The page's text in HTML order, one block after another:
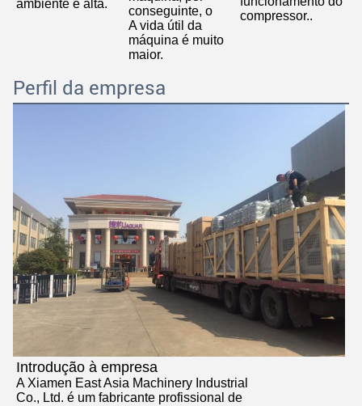
ambiente é alta.
conseguinte, o
A vida útil da
máquina é muito
maior.
compressor..
Perfil da empresa
Introdução à empresa
A Xiamen East Asia Machinery Industrial
Co., Ltd. é um fabricante profissional de